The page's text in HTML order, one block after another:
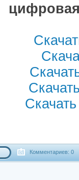
Комментариев: 0